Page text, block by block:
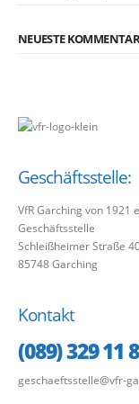
NEUESTE
Geschäftsstelle:
VfR Garching von 1921
Geschäftsstelle
Schleißheimer Straße
85748 Garching
Kontakt
(089) 329 11
geschaeftsstelle@vfr-